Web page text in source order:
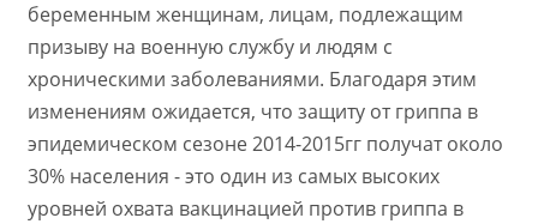
беременным женщинам, лицам, подлежащим
призыву на военную службу и людям с
хроническими заболеваниями. Благодаря этим
изменениям ожидается, что защиту от гриппа в
эпидемическом сезоне 2014-2015гг получат около
30% населения - это один из самых высоких
уровней охвата вакцинацией против гриппа в